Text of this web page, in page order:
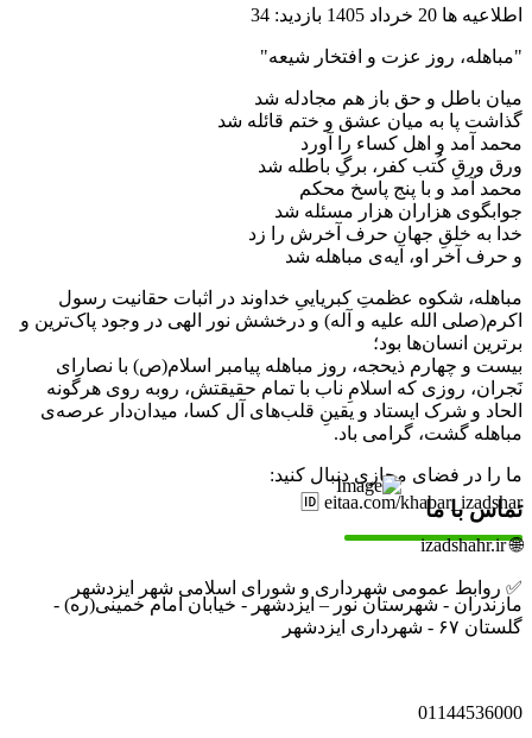
اطلاعیه ها 20 خرداد 1405 بازدید: 34
"مباهله، روز عزت و افتخار شیعه"
میان باطل و حق باز هم مجادله شد
گذاشت پا به میان عشق و ختم قائله شد
محمد آمد و اهل کساء را آورد
ورق ورقِ کُتب کفر، برگِ باطله شد
محمد آمد و با پنج پاسخ محکم
جوابگوی هزاران هزار مسئله شد
خدا به خلقِ جهان حرف آخرش را زد
و حرف آخر او، آیه‌ی مباهله شد
مباهله، شکوه عظمتِ کبریاییِ خداوند در اثبات حقانیت رسول
اکرم(صلی الله علیه و آله) و درخشش نور الهی در وجود پاک‌ترین و
برترین انسان‌ها بود؛
بیست و چهارم ذیحجه، روز مباهله پیامبر اسلام(ص) با نصارای
نَجران، روزی که اسلامِ ناب با تمام حقیقتش، روبه روی هرگونه
الحاد و شرک ایستاد و یقینِ قلب‌های آل کسا، میدان‌دار عرصه‌ی
مباهله گشت، گرامی باد.
ما را در فضای مجازی دنبال کنید:
🆔 eitaa.com/khabar_izadshar
🌐 izadshahr.ir
✅ روابط عمومی شهرداری و شورای اسلامی شهر ایزدشهر
تماس با ما
مازندران - شهرستان نور – ایزدشهر - خیابان امام خمینی(ره) -
گلستان ۶۷ - شهرداری ایزدشهر
01144536000